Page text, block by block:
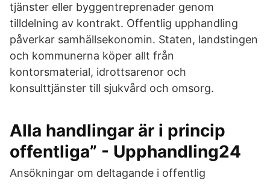
tjänster eller byggentreprenader genom
tilldelning av kontrakt. Offentlig upphandling
påverkar samhällsekonomin. Staten, landstingen
och kommunerna köper allt från
kontorsmaterial, idrottsarenor och
konsulttjänster till sjukvård och omsorg.
Alla handlingar är i princip
offentliga” - Upphandling24
Ansökningar om deltagande i offentlig